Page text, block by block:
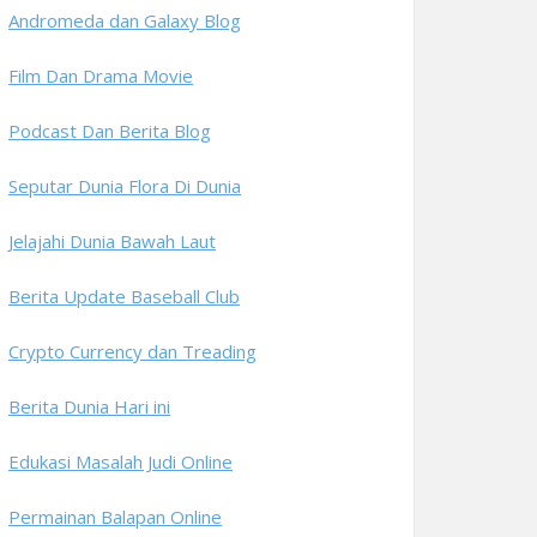
Andromeda dan Galaxy Blog
Film Dan Drama Movie
Podcast Dan Berita Blog
Seputar Dunia Flora Di Dunia
Jelajahi Dunia Bawah Laut
Berita Update Baseball Club
Crypto Currency dan Treading
Berita Dunia Hari ini
Edukasi Masalah Judi Online
Permainan Balapan Online